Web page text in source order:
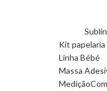
Kit papelaria
Linha Bébé
Massa
Medição